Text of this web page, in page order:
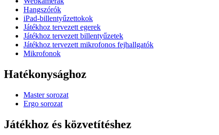
Hangszórók
iPad-billentyűzettokok
Játékhoz tervezett egerek
Játékhoz tervezett billentyűzetek
Játékhoz tervezett mikrofonos fejhallgatók
Mikrofonok
Hatékonysághoz
Master sorozat
Ergo sorozat
Játékhoz és közvetítéshez